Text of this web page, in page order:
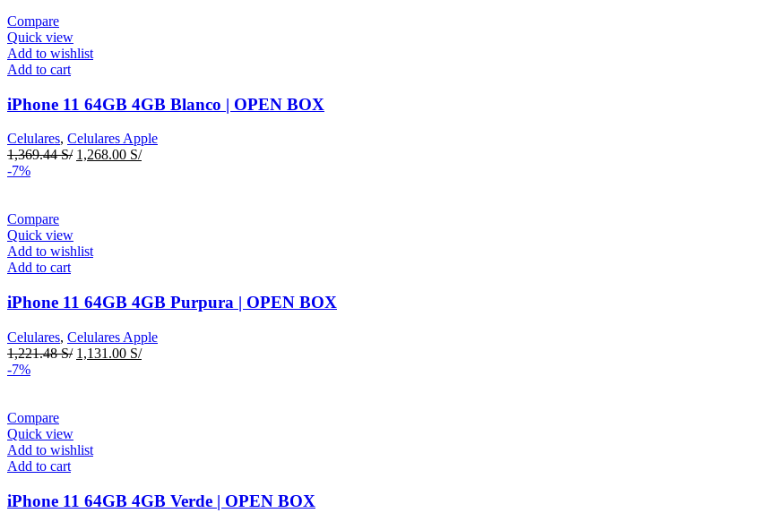
Compare
Quick view
Add to wishlist
Add to cart
iPhone 11 64GB 4GB Blanco | OPEN BOX
Celulares, Celulares Apple
1,369.44S/ Original
1,268.00 S/Current
-7%
Compare
Quick view
Add to wishlist
Add to cart
iPhone 11 64GB 4GB Purpura | OPEN BOX
Celulares, Celulares Apple
1,221.48S/ Original
1,131.00 S/Current
-7%
Compare
Quick view
Add to wishlist
Add to cart
iPhone 11 64GB 4GB Verde | OPEN BOX